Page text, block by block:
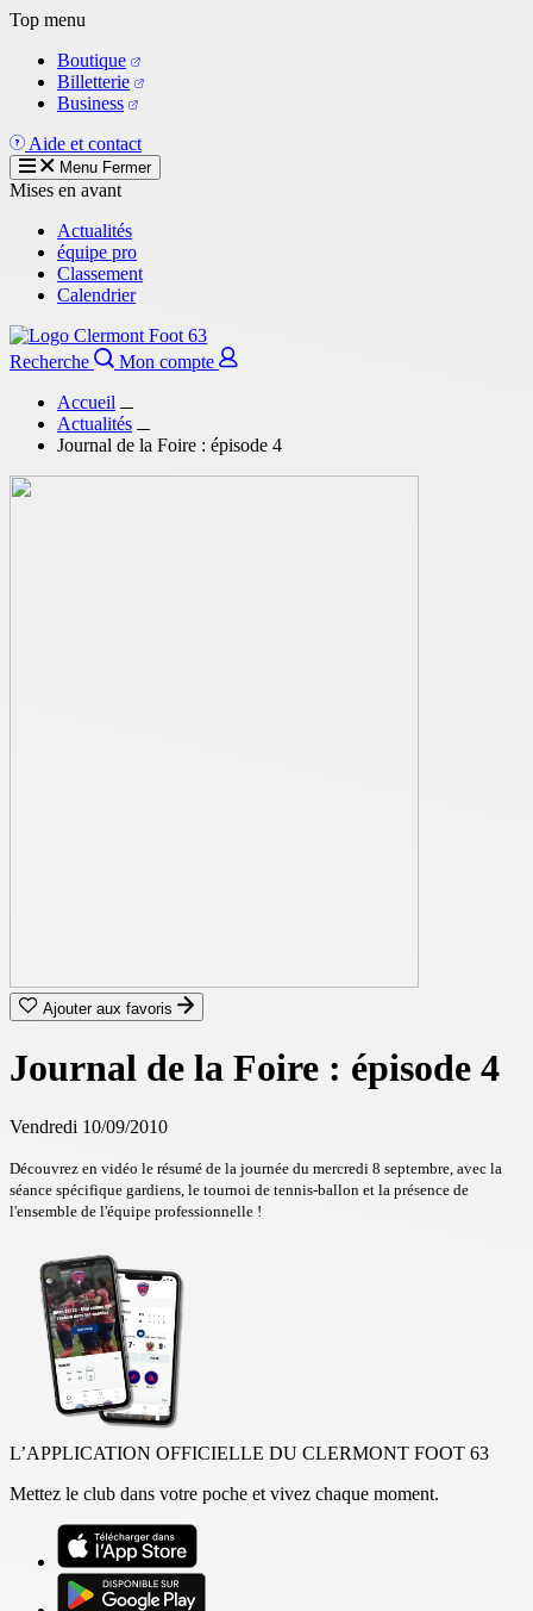
Aller
contenu
principal
Top menu
Boutique
Billetterie
Business
Aide et contact
Menu Fermer
Mises en avant
Actualités
équipe pro
Classement
Calendrier
Recherche
Mon compte
Accueil
Actualités
Journal de la Foire : épisode 4
Ajouter aux favoris
Journal de la Foire : épisode 4
Vendredi 10/09/2010
Découvrez en vidéo le résumé de la journée du mercredi 8 septembre, avec la
séance spécifique gardiens, le tournoi de tennis-ballon et la présence de
l'ensemble de l'équipe professionnelle !
L’APPLICATION OFFICIELLE DU CLERMONT FOOT 63
Mettez le club dans votre poche et vivez chaque moment.